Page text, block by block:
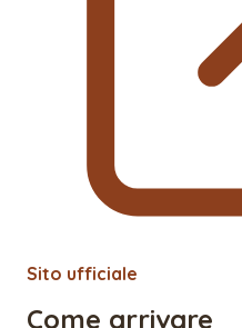
Sito ufficiale
Come arrivare